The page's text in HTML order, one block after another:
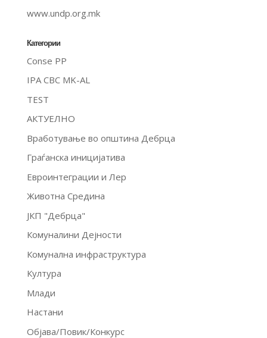
www.undp.org.mk
Категории
Conse PP
IPA CBC MK-AL
TEST
АКТУЕЛНО
Вработување во општина Дебрца
Граѓанска иницијатива
Евроинтеграции и Лер
Животна Средина
ЈКП "Дебрца"
Комуналини Дејности
Комунална инфраструктура
Култура
Млади
Настани
Објава/Повик/Конкурс